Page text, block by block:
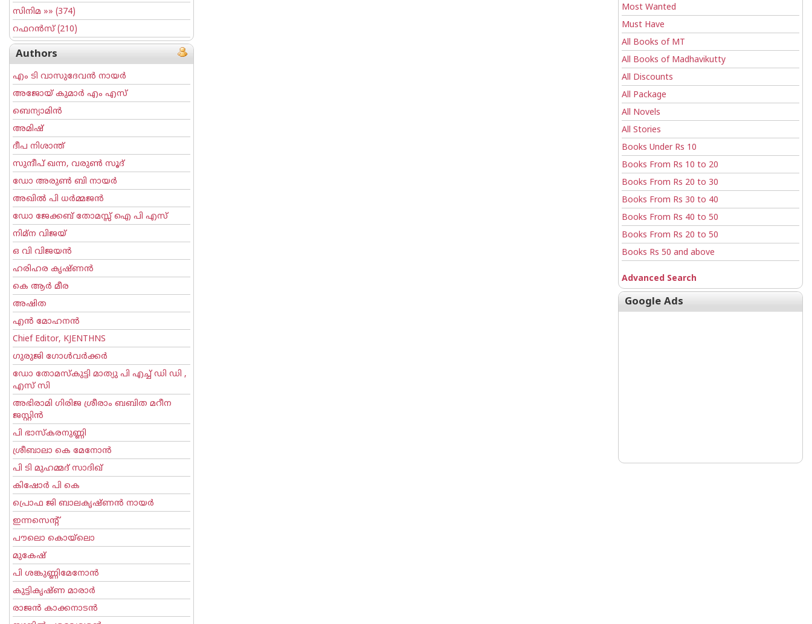
സിനിമ »» (374)
റഫറന്‍സ്(210)
Authors
എം ടി വാസുദേവന്‍ നായര്‍
അജോയ് കുമാര്‍ എം എസ്
ബെന്യാമിന്‍
അമിഷ്
ദീപ നിശാന്ത്
സുന്ദീപ് ഖന്ന, വരുൺ സൂദ്
ഡോ അരുണ്‍ ബി നായര്‍
അഖില്‍ പി ധര്‍മ്മജന്‍
ഡോ ജേക്കബ് തോമസ്സ് ഐ പി എസ്
നിമ്ന വിജയ്
ഒ വി വിജയന്‍
ഹരിഹര കൃഷ്ണൻ
കെ ആര്‍ മീര
അഷിത
എന്‍ മോഹനന്‍
Chief Editor, KJENTHNS
ഗുരുജി ഗോള്‍‌വര്‍ക്കര്‍
ഡോ തോമസ്കുട്ടി മാത്യു പി എച്ച് ഡി ഡി ,
എസ് സി
അഭിരാമി ഗിരിജ ശ്രീരാം ബബിത മറീന
ജസ്റ്റിന്‍
പി ഭാസ്കരനുണ്ണി
ശ്രീബാലാ കെ മേനോന്‍
പി ടി മുഹമ്മദ് സാദിഖ്‌
കിഷോർ പി കെ
പ്രൊഫ ജി ബാലകൃഷ്ണന്‍ നായര്‍
ഇന്നസെന്റ്‌
പൗലൊ കൊയ്ലൊ
മുകേഷ്
പി ശങ്കുണ്ണിമേനോന്‍
കുട്ടികൃഷ്ണ മാരാര്‍
രാജന്‍ കാക്കനാടന്‍
Most Wanted
Must Have
All Books of MT
All Books of Madhavikutty
All Discounts
All Package
All Novels
All Stories
Books Under Rs 10
Books From Rs 10 to 20
Books From Rs 20 to 30
Books From Rs 30 to 40
Books From Rs 40 to 50
Books From Rs 20 to 50
Books Rs 50 and above
Advanced Search
Google Ads